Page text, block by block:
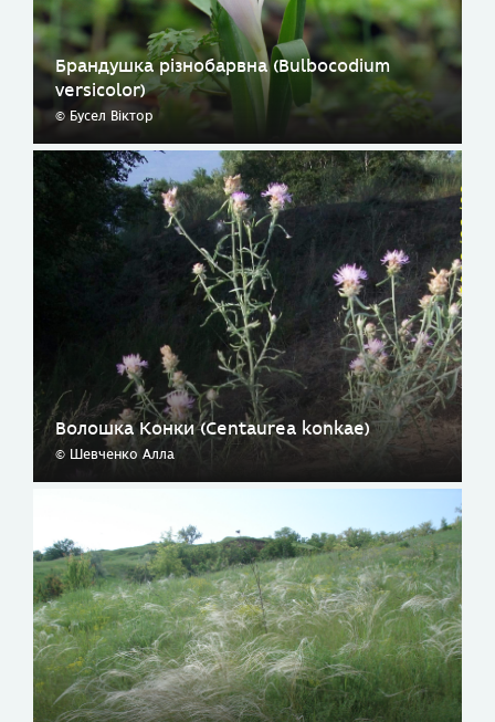
Брандушка різнобарвна (Bulbocodium
versicolor)
© Бусел Віктор
Волошка Конки (Centaurea konkae)
© Шевченко Алла